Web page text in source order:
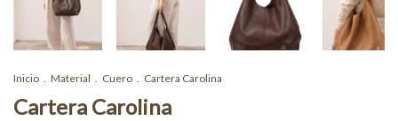
Inicio . Material . Cuero . Cartera Carolina
Cartera Carolina